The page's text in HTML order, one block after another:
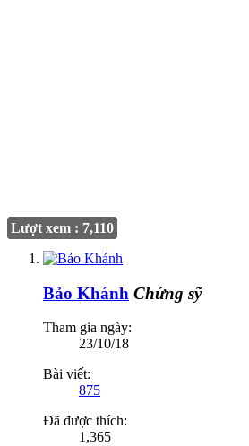
Lượt xem : 7,110
Bảo Khánh Chứng sỹ
Tham gia ngày:
23/10/18
Bài viết:
875
Đã được thích:
1,365